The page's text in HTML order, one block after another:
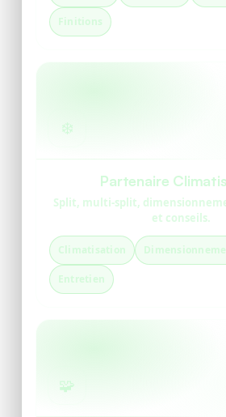
Finitions
❄️
Partenaire
Split, multi-split,
et conseils.
Climatisation
Entretien
🧩